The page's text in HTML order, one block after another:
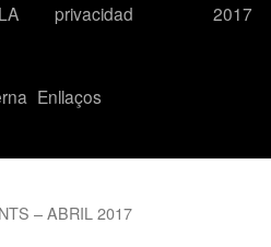
privacidad
2017
Enllaços
– ABRIL 2017